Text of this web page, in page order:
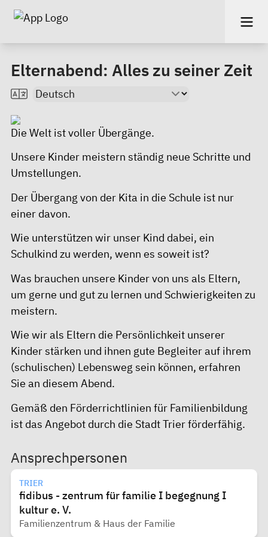
Elternabend: Alles zu seiner Zeit
Die Welt ist voller Übergänge.
Unsere Kinder meistern ständig neue Schritte und
Umstellungen.
Der Übergang von der Kita in die Schule ist nur
einer davon.
Wie unterstützen wir unser Kind dabei, ein
Schulkind zu werden, wenn es soweit ist?
Was brauchen unsere Kinder von uns als Eltern,
um gerne und gut zu lernen und Schwierigkeiten zu
meistern.
Wie wir als Eltern die Persönlichkeit unserer
Kinder stärken und ihnen gute Begleiter auf ihrem
(schulischen) Lebensweg sein können, erfahren
Sie an diesem Abend.
Gemäß den Förderrichtlinien für Familienbildung
ist das Angebot durch die Stadt Trierförderfähig.
Ansprechpersonen
TRIER
fidibus - zentrum für familie I begegnung I
kultur e. V.
Familienzentrum & Haus der Familie